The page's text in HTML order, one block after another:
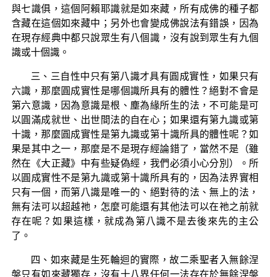
與七識俱，這個阿賴耶識就是如來藏，所有成佛的種子都
含藏在這個如來藏中；另外也會變成佛說法有錯誤，因為
在現存經典中都只說眾生有八個識，沒有說到眾生有九個
識或十個識。
三、三自性中只有第八識才具有圓成實性，如果只有
六識，那麼圓成實性是哪個識所具有的體性？絕對不會是
第六意識，因為意識是根、塵為緣所生的法，不可能是可
以圓滿成就世、出世間法的自在心；如果還有第九識或第
十識，那麼圓成實性是第九識或第十識所具的體性呢？如
果是其中之一，那麼是不是現存經論錯了，當然不是（雖
然在《大正藏》中有些疑偽經，我們必須小心分別）。所
以圓成實性不是第九識或第十識所具有的，因為法界實相
只有一個，而第八識是唯一的、絕對待的法、無上的法，
無有法可以超越祂，怎麼可能還有其他法可以在祂之前就
存在呢？如果這樣，就成為第八識不是去後來先的主公
了。
四、如來藏是生死輪迴的實際，故二乘聖者入無餘涅
槃只有如來藏獨存，沒有十八界任何一法存在於無餘涅槃